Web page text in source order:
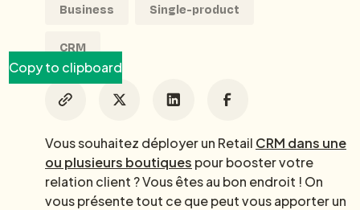
Business Single-product
CRM
Copy to clipboard
Vous souhaitez déployer un Retail CRM dans une
ou plusieurs boutiques pour booster votre
relation client ? Vous êtes au bon endroit ! On
vous présente tout ce que peut vous apporter un